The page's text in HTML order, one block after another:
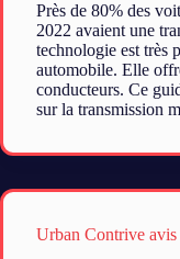
Près de 80% des
2022 avaient une
technologie est très
automobile. Elle
conducteurs. Ce
sur la transmission
Urban Contrive